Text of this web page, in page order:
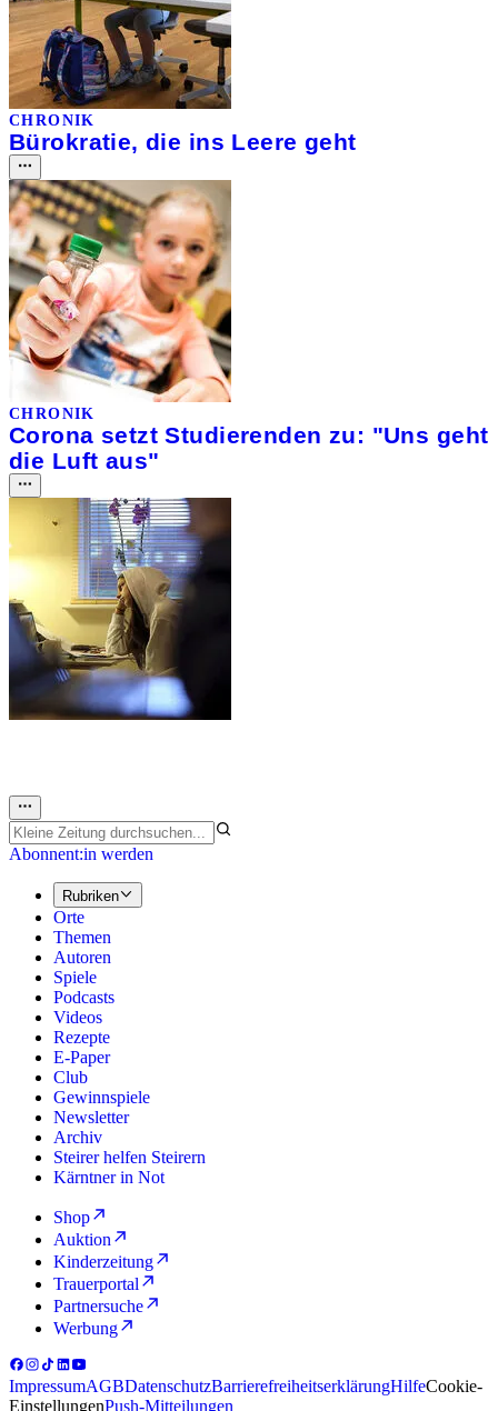
CHRONIK
Bürokratie, die ins Leere geht
CHRONIK
Corona setzt Studierenden zu: "Uns geht
die Luft aus"
Abonnent:in werden
Rubriken
Orte
Themen
Autoren
Spiele
Podcasts
Videos
Rezepte
E-Paper
Club
Gewinnspiele
Newsletter
Archiv
Steirer helfen Steirern
Kärntner in Not
Shop
Auktion
Kinderzeitung
Trauerportal
Partnersuche
Werbung
ImpressumAGBDatenschutzBarrierefreiheitserklärungHilfeCookie-
EinstellungenPush-Mitteilungen